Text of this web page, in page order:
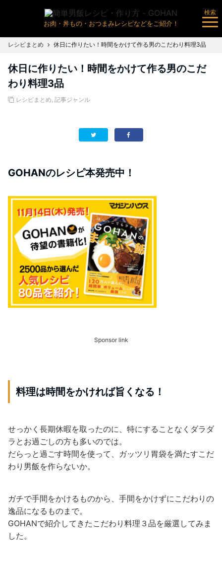
お肉・丼もの・おつまみレシピなどをご紹介！
検索
レシピまとめ 休日に作りたい！時間をかけて作る男のこだわり料理3品
休日に作りたい！時間をかけて作る男のこだ
わり料理3品
レシピまとめ, 記事ジャンル
GOHANのレシピ本発売中！
Sponsor link
料理は時間をかければ旨くなる！
せっかく長期休暇を取ったのに、特にすることなくダラダ
ラとお過ごしの方も多いのでは。
だらっと過ごす時間を使って、ガッツリ胃袋を満たすこだ
わり男飯を作らないか。
ガチで手間をかけるものから、手間をかけずにこだわりの
逸品になるものまで。
GOHANで紹介してきたこだわり料理３品を厳選してみま
した。